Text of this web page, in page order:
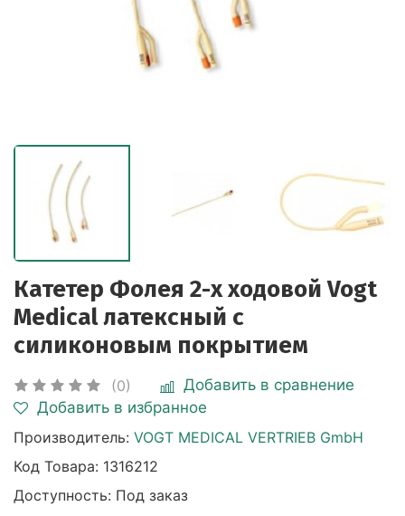
Катетер Фолея 2-х ходовой Vogt
Medical латексный с
силиконовым покрытием
(0)
Добавить в сравнение
Добавить в избранное
Производитель: VOGT MEDICAL VERTRIEB GmbH
Код Товара: 1316212
Доступность: Под заказ